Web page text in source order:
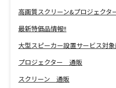
最新特価品情報!!
プロジェクター 通販
スクリーン 通販